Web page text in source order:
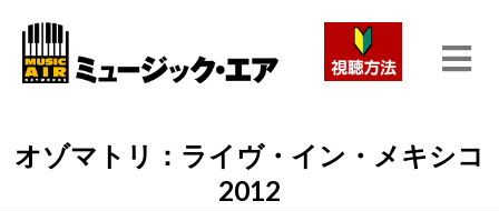
オゾマトリ：ライヴ・イン・メキシコ
2012